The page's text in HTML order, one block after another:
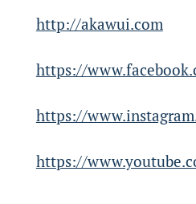
http://akawui.com
https://
https://
https://